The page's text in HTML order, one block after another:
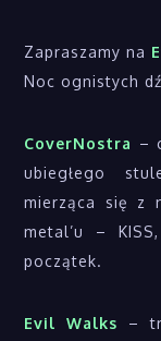
Zapraszamy na
Noc ognistych
CoverNostra –
ubiegłego
mierząca się z
metal’u –
początek.
Evil Walks –